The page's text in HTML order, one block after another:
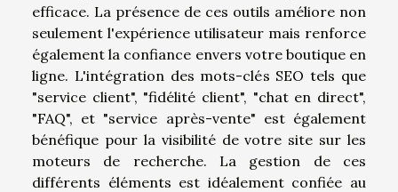
efficace. La présence de ces outils améliore non
seulement l'expérience utilisateur mais renforce
également la confiance envers votre boutique en
ligne. L'intégration des mots-clés SEO tels que
"service client", "fidélité client", "chat en direct",
"FAQ", et "service après-vente" est également
bénéfique pour la visibilité de votre site sur les
moteurs de recherche. La gestion de ces
différents éléments est idéalement confiée au